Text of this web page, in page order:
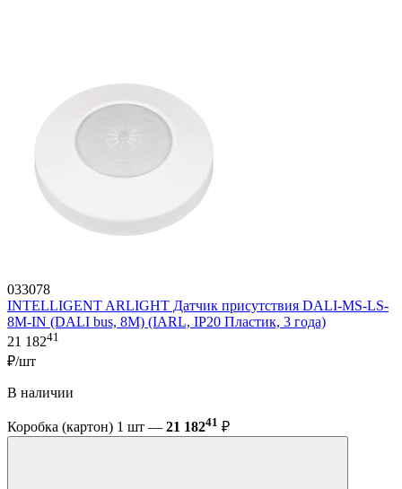
033078
INTELLIGENT ARLIGHT Датчик присутствия DALI-MS-LS-
8M-IN (DALI bus, 8М) (IARL, IP20 Пластик, 3 года)
21 18241
₽/шт
В наличии
Коробка (картон) 1 шт — 21 18241 ₽